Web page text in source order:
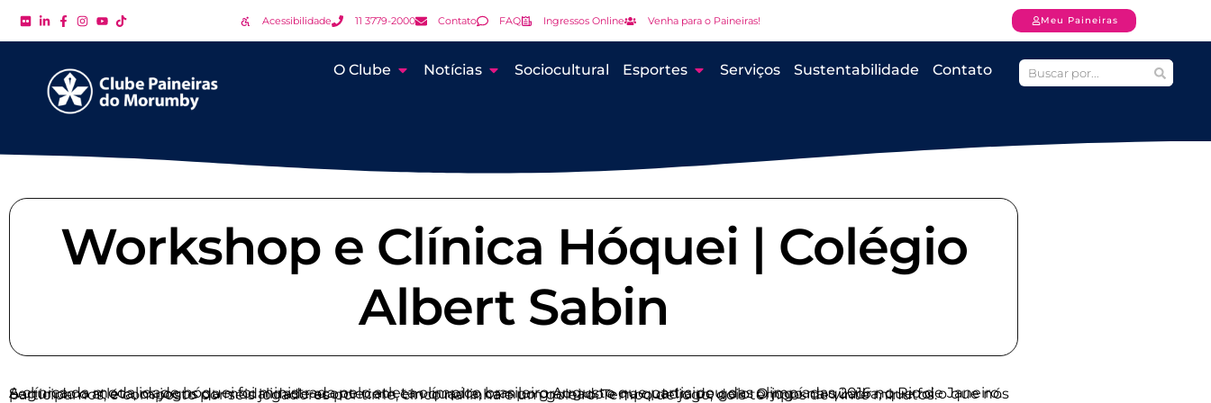
Acessibilidade 11 3779-2000 Contato FAQ Ingressos Online Venha para o Paineiras! Meu Paineiras
O Clube Notícias Sociocultural Esportes Serviços Sustentabilidade Contato
Workshop e Clínica Hóquei | Colégio
Albert Sabin
A clínica da modalidade hóquei foi ministrada pelo atleta olímpico brasileiro Augusto que participou das olimpíadas 2016 no Rio de Janeiro. Segundo o atleta, os jogos da modalidade acontecem em quadra, campo gramado e na quadra de gelo. O jogo na quadra, que foi o que nós participamos, é composto por seis jogadores por time, cinco na linha e um goleiro. Tempo de jogo, dois tempos de vinte minutos.